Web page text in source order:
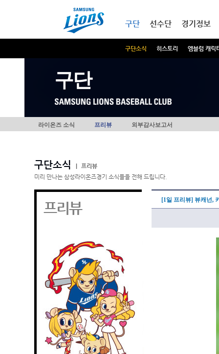
구단
구단소식 히스토리 엠블럼 캐릭
선수단 경기정보
구단
라이온즈 소식 프리뷰 외부감사보고서
구단소식
프리뷰
미리 만나는 삼성라이온즈경기 소식들을 전해 드립니다.
프리뷰 [1일 프리뷰] 뷰캐넌,